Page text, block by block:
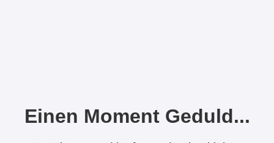
Einen Moment Geduld...